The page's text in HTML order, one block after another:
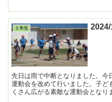
１年生
先日は雨で中断となりました。今
運動会を改めて行いました。子ど
くさん広がる素敵な運動会となり